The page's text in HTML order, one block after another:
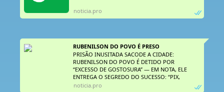
noticia.pro
RUBENILSON DO POVO É PRESO
PRISÃO INUSITADA SACODE A CIDADE:
RUBENILSON DO POVO É DETIDO POR
“EXCESSO DE GOSTOSURA” — EM NOTA, ELE
ENTREGA O SEGREDO DO SUCESSO: “PIX,
CERVEJINHA
noticia.pro